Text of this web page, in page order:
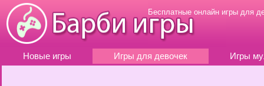
Бесплатные онлайн игры для
Новые игры Игры для девочек Игры